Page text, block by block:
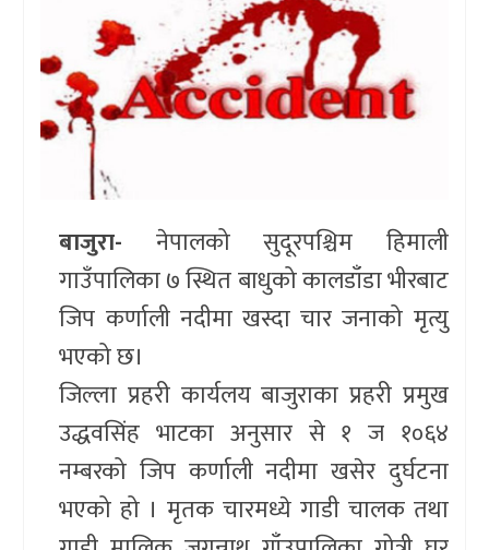
स्वास्थ्य/
रोचक
बाजुरा- नेपालको सुदूरपश्चिम हिमाली
गाउँपालिका ७ स्थित बाधुको कालडाँडा भीरबाट
जिप कर्णाली नदीमा खस्दा चार जनाको मृत्यु
भएको छ।
जिल्ला प्रहरी कार्यलय बाजुराका प्रहरी प्रमुख
उद्धवसिंह भाटका अनुसार से १ ज १०६४
नम्बरको जिप कर्णाली नदीमा खसेर दुर्घटना
भएको हो । मृतक चारमध्ये गाडी चालक तथा